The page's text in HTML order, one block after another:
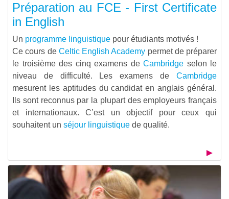
Préparation au FCE - First Certificate
in English
Un programme linguistique pour étudiants motivés !
Ce cours de Celtic English Academy permet de préparer
le troisième des cinq examens de Cambridge selon le
niveau de difficulté. Les examens de Cambridge
mesurent les aptitudes du candidat en anglais général.
Ils sont reconnus par la plupart des employeurs français
et internationaux. C’est un objectif pour ceux qui
souhaitent un séjour linguistique de qualité.